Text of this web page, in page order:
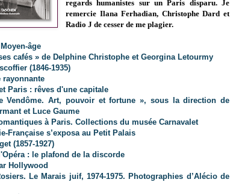
regards humanistes sur un Paris disparu. Je
remercie Ilana Ferhadian, Christophe Dard et
Radio J de cesser de me plagier.
âge
cafés » de Delphine Christophe et Georgina Letourmy
(1846-1935)
rayonnante
Paris : rêves d'une capitale
Vendôme. Art, pouvoir et fortune », sous la direction de
et Luce Gaume
à Paris. Collections du musée Carnavalet
Française s’exposa au Petit Palais
(1857-1927)
: le plafond de la discorde
Hollywood
Le Marais juif, 1974-1975. Photographies d’Alécio de